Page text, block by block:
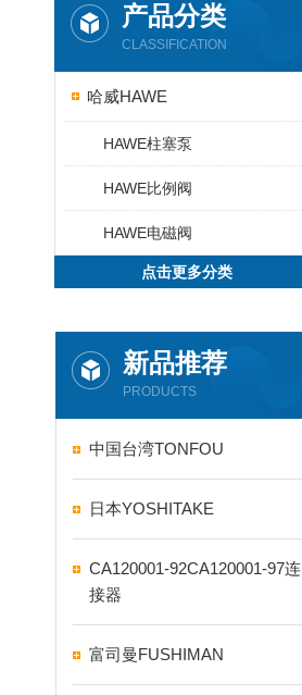
产品分类
CLASSIFICATION
哈威HAWE
HAWE柱塞泵
HAWE比例阀
HAWE电磁阀
点击更多分类
新品推荐
PRODUCTS
中国台湾TONFOU
日本YOSHITAKE
CA120001-92CA120001-97连
接器
富司曼FUSHIMAN